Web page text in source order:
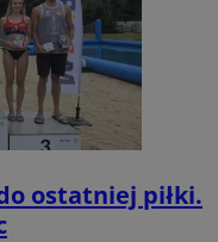
ostatniej piłki.